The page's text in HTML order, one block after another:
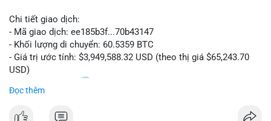
Chi tiết giao dịch:
- Mã giao dịch: ee185b3f...70b43147
- Khối lượng di chuyển: 60.5359 BTC
- Giá trị ước tính: $3,949,588.32 USD (theo thị giá $65,243.70
USD)
- Thời gian: 15:20
Nhận định phân tích:
Đọc thêm